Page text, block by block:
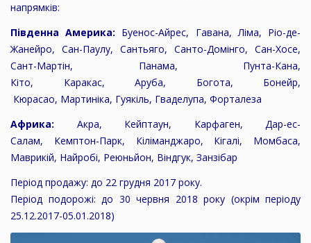
напрямків:
Південна Америка: Буенос-Айрес, Гавана, Ліма, Ріо-де-
Жанейро, Сан-Паулу, Сантьяго, Санто-Домінго, Сан-Хосе,
Сант-Мартін, Панама, Пунта-Кана,
Кіто, Каракас, Аруба, Богота, Бонейр,
Кюрасао, Мартиніка, Гуякіль, Гваделупа, Форталеза
Африка: Акра, Кейптаун, Карфаген, Дар-ес-
Салам, Кемптон-Парк, Кіліманджаро, Кігалі, Момбаса,
Маврикій, Найробі, Реюньйон, Віндгук, Занзібар
Період продажу: до 22 грудня 2017 року.
Період подорожі: до 30 червня 2018 року (окрім періоду
25.12.2017-05.01.2018)